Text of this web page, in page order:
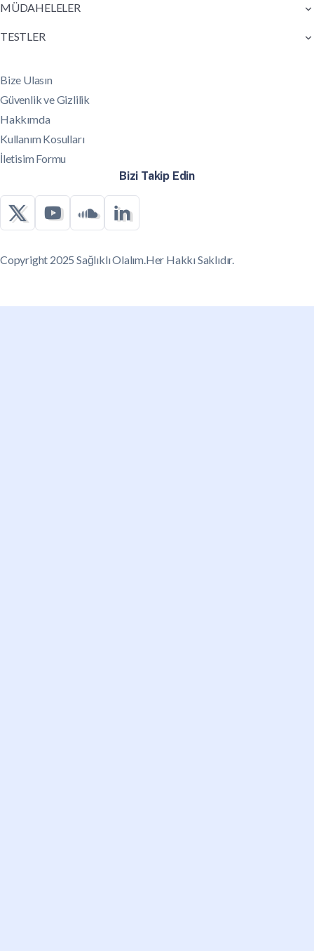
MÜDAHELELER
TESTLER
Bize Ulasın
Güvenlik ve Gizlilik
Hakkımda
Kullanım Kosulları
İletisim Formu
Bizi Takip Edin
Copyright 2025 Sağlıklı Olalım.Her Hakkı Saklıdır.